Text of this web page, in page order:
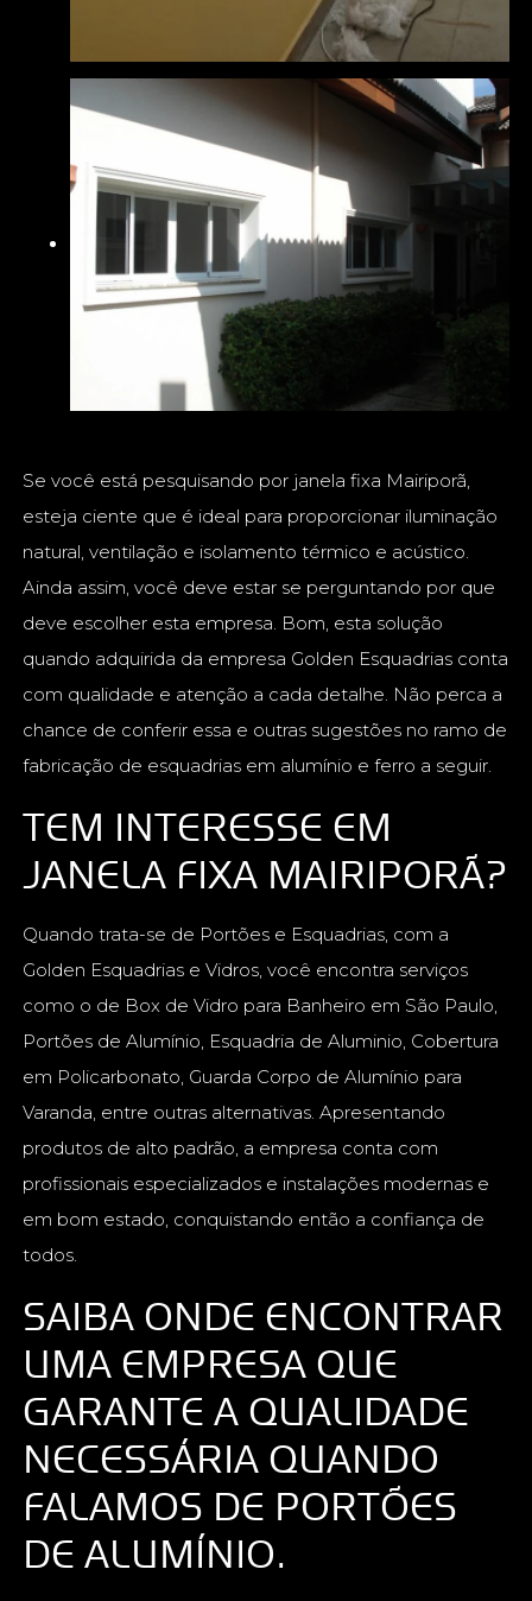
Se você está pesquisando por janela fixa Mairiporã,
esteja ciente que é ideal para proporcionar iluminação
natural, ventilação e isolamento térmico e acústico.
Ainda assim, você deve estar se perguntando por que
deve escolher esta empresa. Bom, esta solução
quando adquirida da empresa Golden Esquadrias conta
com qualidade e atenção a cada detalhe. Não perca a
chance de conferir essa e outras sugestões no ramo de
fabricação de esquadrias em alumínio e ferro a seguir.
TEM INTERESSE EM
JANELA FIXA MAIRIPORÃ?
Quando trata-se de Portões e Esquadrias, com a
Golden Esquadrias e Vidros, você encontra serviços
como o de Box de Vidro para Banheiro em São Paulo,
Portões de Alumínio, Esquadria de Aluminio, Cobertura
em Policarbonato, Guarda Corpo de Alumínio para
Varanda, entre outras alternativas. Apresentando
produtos de alto padrão, a empresa conta com
profissionais especializados e instalações modernas e
em bom estado, conquistando então a confiança de
todos.
SAIBA ONDE ENCONTRAR
UMA EMPRESA QUE
GARANTE A QUALIDADE
NECESSÁRIA QUANDO
FALAMOS DE PORTÕES
DE ALUMÍNIO.